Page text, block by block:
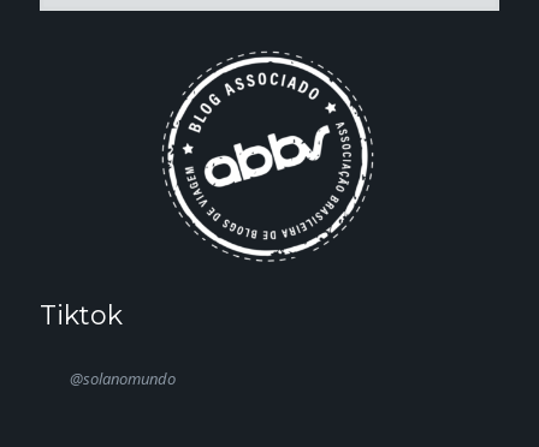
Tiktok
@solanomundo